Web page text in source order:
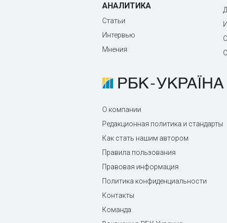
АНАЛИТИКА
Статьи
Интервью
Мнения
О компании
Редакционная политика и стандарты
Как стать нашим автором
Правила пользования
Правовая информация
Политика конфиденциальности
Контакты
Команда